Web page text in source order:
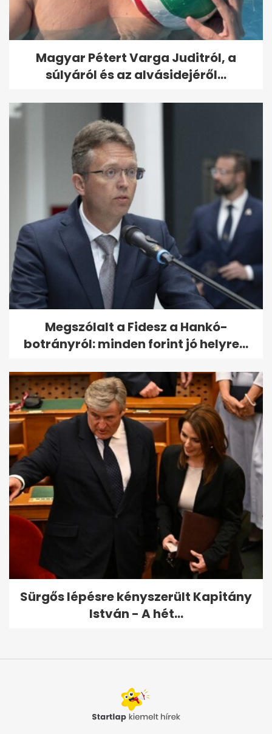
Magyar Pétert Varga Juditról, a
súlyáról és az alvásidejéről...
Megszólalt a Fidesz a Hankó-
botrányról: minden forint jó helyre...
Sürgős lépésre kényszerült Kapitány
István - A hét...